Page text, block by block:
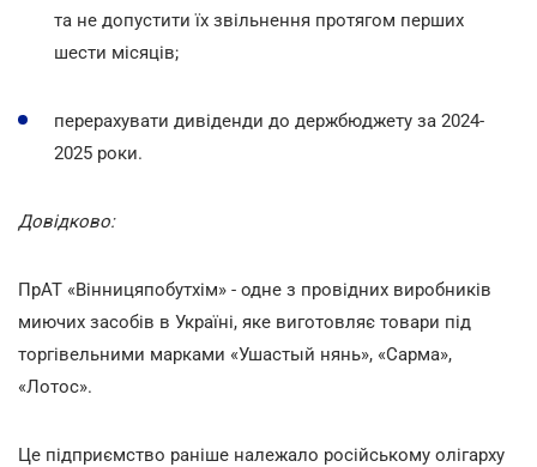
та не допустити їх звільнення протягом перших
шести місяців;
перерахувати дивіденди до держбюджету за 2024-
2025 роки.
Довідково:
ПрАТ «Вінницяпобутхім» - одне з провідних виробників
миючих засобів в Україні, яке виготовляє товари під
торгівельними марками «Ушастый нянь», «Сарма»,
«Лотос».
Це підприємство раніше належало російському олігарху